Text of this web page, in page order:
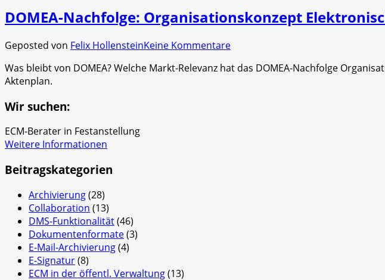
DOMEA-Nachfolge: Organisationskonzept
Geposted von Felix HollensteinKeine Kommentare
Was bleibt von DOMEA? Welche Markt-Relevanz hat das DOMEA-Nachfolge
Aktenplan.
Wir suchen:
ECM-Berater in Festanstellung
Weitere Informationen
Beitragskategorien
Archivierung(28)
Collaboration (13)
DMS-Funktionalität(46)
Dokumentenformate(3)
E-Mail-Archivierung(4)
E-Signatur(8)
ECM in der öffentl. Verwaltung(13)